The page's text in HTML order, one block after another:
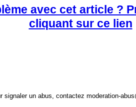
avec cet article ?
cliquant sur ce lien
signaler un abus, contactez moderation-